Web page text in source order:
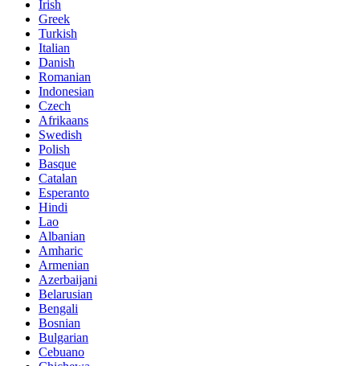
Irish
Greek
Turkish
Italian
Danish
Romanian
Indonesian
Czech
Afrikaans
Swedish
Polish
Basque
Catalan
Esperanto
Hindi
Lao
Albanian
Amharic
Armenian
Azerbaijani
Belarusian
Bengali
Bosnian
Bulgarian
Cebuano